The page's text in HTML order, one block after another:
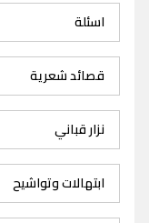
اسئلة
قصائد شعرية
نزار قباني
ابتهالات وتواشيح